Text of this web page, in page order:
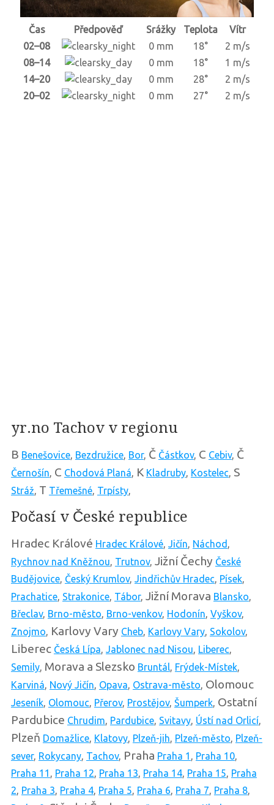
Čas Předpověď Srážky Teplota
Vítr
02–08
0 mm 18°
2 m/s
08–14
0 mm 18°
1 m/s
14–20
0 mm 28°
2 m/s
20–02
0 mm 27° 2 m/s
yr.no Tachov v regionu
B Benešovice, Bezdružice, Bor, Č Částkov, C Cebiv, Č
Černošín, C Chodová Planá, K Kladruby, Kostelec, S
Stráž, T Třemešné, Trpísty,
Počasí v České republice
Hradec Králové Hradec Králové, Jičín, Náchod ,
Rychnov nad Kněžnou, Trutnov, Jižní Čechy České
Budějovice, Český Krumlov, Jindřichův Hradec, Písek,
Prachatice, Strakonice, Tábor, Jižní Morava Blansko,
Břeclav, Brno-město, Brno-venkov, Hodonín, Vyškov,
Znojmo, Karlovy Vary Cheb, Karlovy Vary, Sokolov,
Liberec Česká Lípa, Jablonec nad Nisou, Liberec,
Semily, Morava a Slezsko Bruntál, Frýdek-Místek,
Karviná, Nový Jičín, Opava, Ostrava-město, Olomouc
Jeseník, Olomouc, Přerov, Prostějov, Šumperk, Ostatní
Pardubice Chrudim, Pardubice, Svitavy, Ústí nad Orlicí,
Plzeň Domažlice, Klatovy, Plzeň-jih, Plzeň-město, Plzeň-
sever, Rokycany, Tachov, Praha Praha 1 , Praha 10,
Praha 11 , Praha 12, Praha 13, Praha 14, Praha 15, Praha
2, Praha 3, Praha 4, Praha 5, Praha 6, Praha 7, Praha 8,